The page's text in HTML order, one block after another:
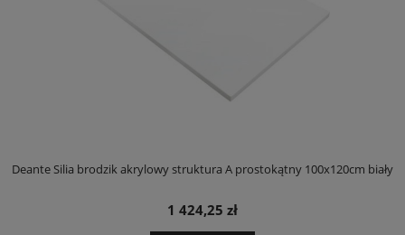
Deante Silia brodzik akrylowy struktura A prostokątny 100x120cm biały
1 424,25 zł